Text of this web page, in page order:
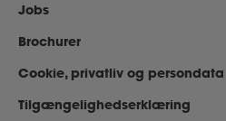
Jobs
Brochurer
Cookie, privatliv og persondata
Tilgængelighedserklæring